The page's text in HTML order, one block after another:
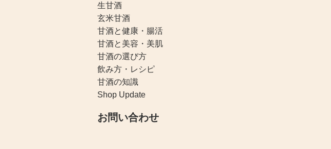
生甘酒
玄米甘酒
甘酒と健康・腸活
甘酒と美容・美肌
甘酒の選び方
飲み方・レシピ
甘酒の知識
Shop Update
お問い合わせ